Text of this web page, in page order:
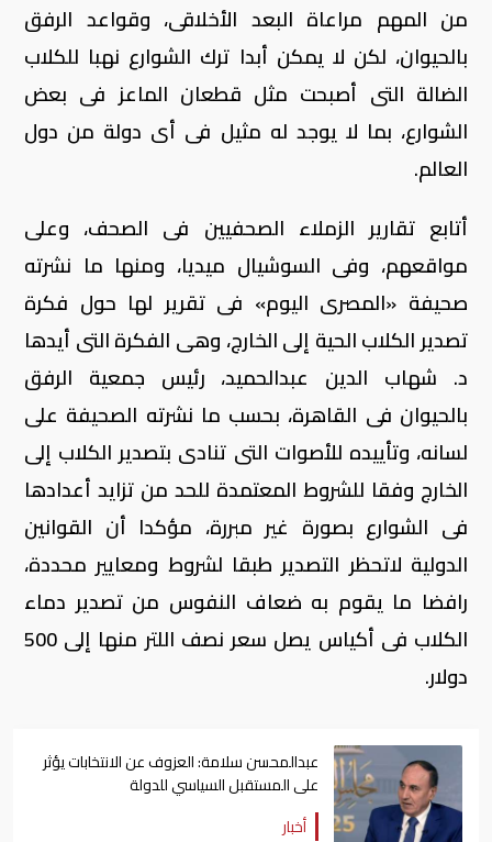
من المهم مراعاة البعد الأخلاقى، وقواعد الرفق
بالحيوان، لكن لا يمكن أبدا ترك الشوارع نهبا للكلاب
الضالة التى أصبحت مثل قطعان الماعز فى بعض
الشوارع، بما لا يوجد له مثيل فى أى دولة من دول
العالم.
أتابع تقارير الزملاء الصحفيين فى الصحف، وعلى
مواقعهم، وفى السوشيال ميديا، ومنها ما نشرته
صحيفة «المصرى اليوم» فى تقرير لها حول فكرة
تصدير الكلاب الحية إلى الخارج، وهى الفكرة التى أيدها
د. شهاب الدين عبدالحميد، رئيس جمعية الرفق
بالحيوان فى القاهرة، بحسب ما نشرته الصحيفة على
لسانه، وتأييده للأصوات التى تنادى بتصدير الكلاب إلى
الخارج وفقا للشروط المعتمدة للحد من تزايد أعدادها
فى الشوارع بصورة غير مبررة، مؤكدا أن القوانين
الدولية لاتحظر التصدير طبقا لشروط ومعايير محددة،
رافضا ما يقوم به ضعاف النفوس من تصدير دماء
الكلاب فى أكياس يصل سعر نصف اللتر منها إلى 500
دولار.
عبدالمحسن سلامة: العزوف عن الانتخابات يؤثر
على المستقبل السياسي للدولة
أخبار